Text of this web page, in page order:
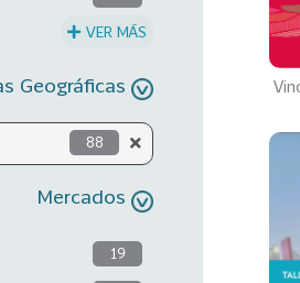
VER MÁS
Geográficas
88
Mercados
19